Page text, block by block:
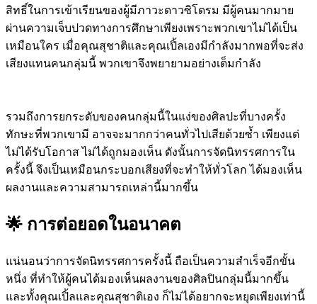
สิทธิ์ในการเข้าเรียนของผู้มีภาวะดาวซิโดรม มีผู้คนมากมาย
ผ่านความเจ็บปวดทางการศึกษาเพียงเพราะพวกเขาไม่ได้เป็น
เหมือนใคร เมื่อคุณสุชาติและคุณเปิ้ลเองมีกำลังมากพอที่จะส่ง
เสียงแทนคนกลุ่มนี้ พวกเขาจึงพยายามอย่างเต็มกำลัง
รวมถึงการยกระดับของคนกลุ่มนี้ในแง่ของศิลปะที่บางครั้ง
ทักษะที่พวกเขามี อาจจะมากกว่าคนทั่วไปเสียด้วยซ้ำ เพียงแต่
ไม่ได้รับโอกาส ไม่ได้ถูกมองเห็น ดังนั้นการจัดนิทรรศการใน
ครั้งนี้ จึงเป็นเหมือนกระบอกเสียงที่จะทำให้ทั่วโลก ได้มองเห็น
ผลงานและความสามารถเหล่านี้มากขึ้น
🌟 การต่อยอดในอนาคต
แน่นอนว่าการจัดนิทรรศการครั้งนี้ ถือเป็นความสำเร็จอีกขั้น
หนึ่ง ที่ทำให้ผู้คนได้มองเห็นผลงานของศิลปินกลุ่มนี้มากขึ้น
และทั้งคุณเปิ้ลและคุณสุชาติเอง ก็ไม่ได้อยากจะหยุดเพียงเท่านี้